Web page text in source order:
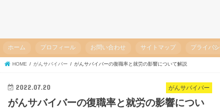
ホーム プロフィール お問い合わせ サイトマップ プライバ
HOME がんサバイバー がんサバイバーの復職率と就労の影響について解説
がんサバイバー
2022.07.20
がんサバイバーの復職率と就労の影響につい